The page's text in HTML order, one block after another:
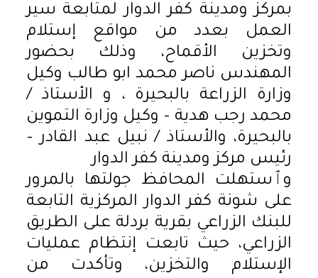
بمركز ومدينة كفر الدوار لمتابعة سير
العمل بعدد من مواقع إستلام
وتخزين الأقماح، وذلك بحضور
المهندس ناصر محمد ابو طالب وكيل
وزارة الزراعة بالبحيرة ، و الأستاذ /
محمد رجب هدية – وكيل وزارة التموين
بالبحيرة، والأستاذ / نبيل عبد القادر –
رئيس مركز ومدينة كفر الدوار
وٱستهلت المحافظ جولتها بالمرور
على شونة كفر الدوار المركزية التابعة
للبنك الزراعي بقرية بردلة على الطريق
الزراعي، حيث تابعت إنتظام عمليات
الإستلام والتخزين، وتأكدت من